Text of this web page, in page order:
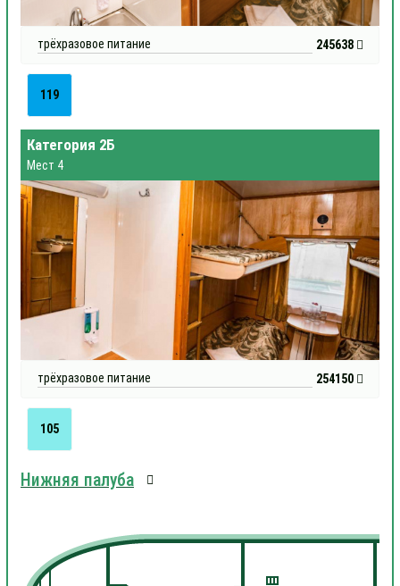
трёхразовое питание 245638
119
Категория 2Б
Мест 4
трёхразовое питание 254150
105
Нижняя палуба